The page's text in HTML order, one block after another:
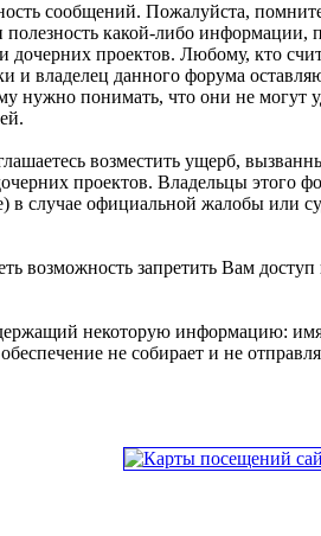
сообщений. Пожалуйста,
какой-либо
проектов. Любому, кто
владелец данного форума
нужно понимать, что они не могут
возместить ущерб,
проектов. Владельцы этого
официальной жалобы или
возможность запретить Вам
некоторую информацию:
не собирает и не